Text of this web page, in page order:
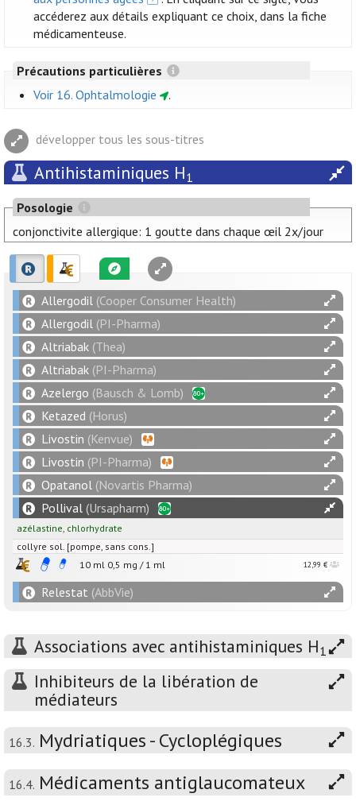
accéderez aux détails expliquant ce choix, dans la fiche
médicamenteuse.
Précautions particulières
Voir 16. Ophtalmologie
.
développer tous les sous-titres
Antihistaminiques H1
Posologie
conjonctivite allergique: 1 goutte dans chaque œil 2x/jour
Allergodil (Cooper Consumer Health)
Allergodil (PI-Pharma)
Altriabak (Thea)
Altriabak (PI-Pharma)
Azelergo (Bausch & Lomb)
Ketazed (Horus)
Livostin (Kenvue)
Livostin (PI-Pharma)
Opatanol (Novartis Pharma)
Pollival (Ursapharm)
azélastine, chlorhydrate
collyre sol. [pompe, sans cons.]
10 ml 0,5 mg / 1 ml 12,99 €
Relestat (AbbVie)
Associations avec antihistaminiques H1
Inhibiteurs de la libération de
médiateurs
16.3. Mydriatiques - Cycloplégiques
16.4. Médicaments antiglaucomateux